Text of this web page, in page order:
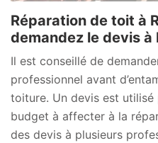
Réparation de toit à
demandez le devis à
Il est conseillé de
professionnel avant
toiture. Un devis est
budget à affecter à la
des devis à plusieurs